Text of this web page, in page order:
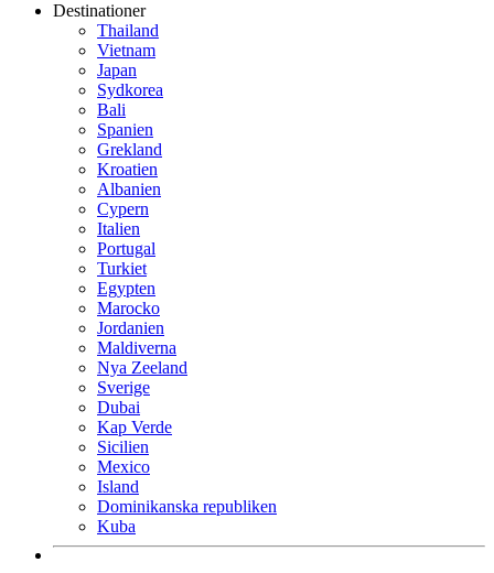
Destinationer
Thailand
Vietnam
Japan
Sydkorea
Bali
Spanien
Grekland
Kroatien
Albanien
Cypern
Italien
Portugal
Turkiet
Egypten
Marocko
Jordanien
Maldiverna
Nya Zeeland
Sverige
Dubai
Kap Verde
Sicilien
Mexico
Island
Dominikanska republiken
Kuba